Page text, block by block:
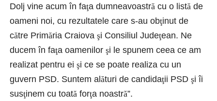
Dolj vine acum în faţa dumneavoastră cu o listă de
oameni noi, cu rezultatele care s-au obţinut de
către Primăria Craiova şi Consiliul Judeţean. Ne
ducem în faţa oamenilor şi le spunem ceea ce am
realizat pentru ei şi ce se poate realiza cu un
guvern PSD. Suntem al ături de candidaţii PSD şi îi
susţinem cu toată forţa noastră”.